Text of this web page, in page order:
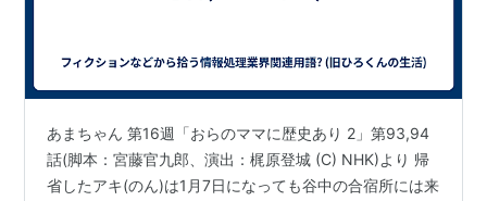
あまちゃん 第16週「おらのママに歴史あり 2」第93,94
話(脚本：宮藤官九郎、演出：梶原登城 (C) NHK)より 帰
省したアキ(のん)は1月7日になっても谷中の合宿所には来